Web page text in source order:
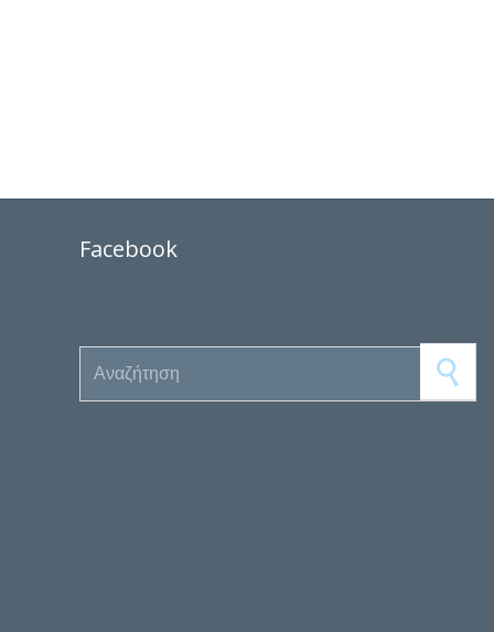
Facebook
Search for: